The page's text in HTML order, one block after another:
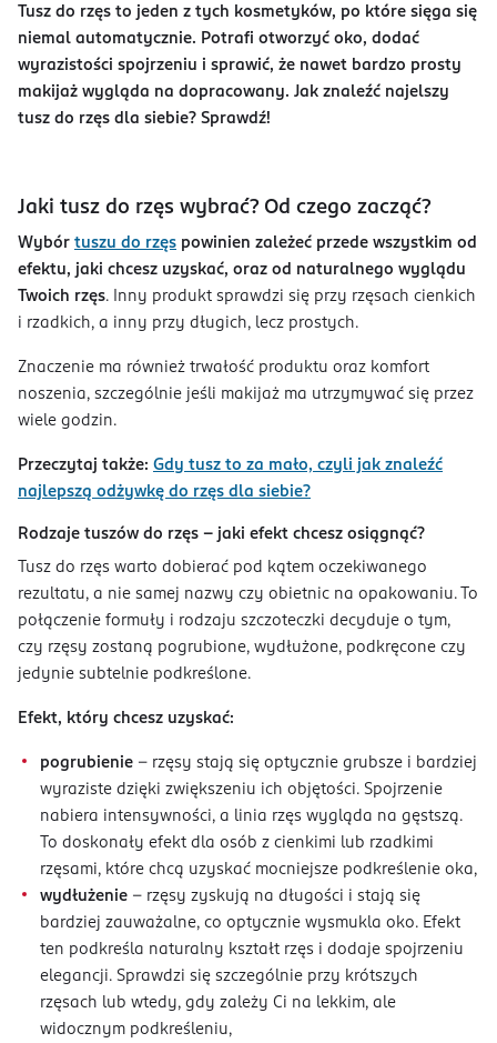
Tusz do rzęs to jeden z tych kosmetyków, po które sięga się
niemal automatycznie. Potrafi otworzyć oko, dodać
wyrazistości spojrzeniu i sprawić, że nawet bardzo prosty
makijaż wygląda na dopracowany. Jak znaleźć najelszy
tusz do rzęs dla siebie? Sprawdź!
Jaki tusz do rzęs wybrać? Od czego zacząć?
Wybór tuszu do rzęs powinien zależeć przede wszystkim od
efektu, jaki chcesz uzyskać, oraz od naturalnego wyglądu
Twoich rzęs. Inny produkt sprawdzi się przy rzęsach cienkich
i rzadkich, a inny przy długich, lecz prostych.
Znaczenie ma również trwałość produktu oraz komfort
noszenia, szczególnie jeśli makijaż ma utrzymywać się przez
wiele godzin.
Przeczytaj także: Gdy tusz to za mało, czyli jak znaleźć
najlepszą odżywkę do rzęs dla siebie?
Rodzaje tuszów do rzęs – jaki efekt chcesz osiągnąć?
Tusz do rzęs warto dobierać pod kątem oczekiwanego
rezultatu, a nie samej nazwy czy obietnic na opakowaniu. To
połączenie formuły i rodzaju szczoteczki decyduje o tym,
czy rzęsy zostaną pogrubione, wydłużone, podkręcone czy
jedynie subtelnie podkreślone.
Efekt, który chcesz uzyskać:
pogrubienie – rzęsy stają się optycznie grubsze i bardziej
wyraziste dzięki zwiększeniu ich objętości. Spojrzenie
nabiera intensywności, a linia rzęs wygląda na gęstszą.
To doskonały efekt dla osób z cienkimi lub rzadkimi
rzęsami, które chcą uzyskać mocniejsze podkreślenie oka,
wydłużenie – rzęsy zyskują na długości i stają się
bardziej zauważalne, co optycznie wysmukla oko. Efekt
ten podkreśla naturalny kształt rzęs i dodaje spojrzeniu
elegancji. Sprawdzi się szczególnie przy krótszych
rzęsach lub wtedy, gdy zależy Ci na lekkim, ale
widocznym podkreśleniu,